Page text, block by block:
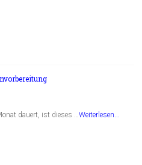
dauert, ist dieses …Weiterlesen...